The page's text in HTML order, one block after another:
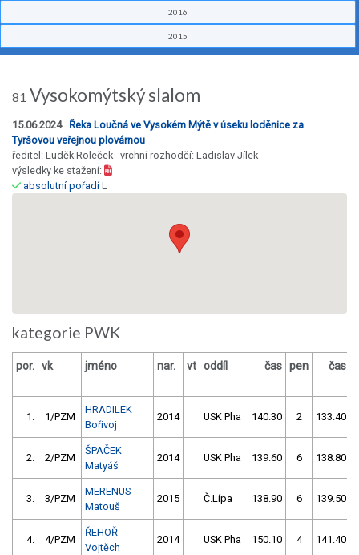
2016
2015
81 Vysokomýtský slalom
15.06.2024 Řeka Loučná ve Vysokém Mýtě v úseku loděnice za
Tyršovou veřejnou plovárnou
ředitel: Luděk Roleček vrchní rozhodčí: Ladislav Jílek
výsledky ke stažení:
absolutní pořadíL
kategorie PWK
por. vk jméno nar. vt oddíl čas pen čas
1. 1/PZM
HRADILEK
Bořivoj
2014 USK Pha 140.30 2 133.40
2. 2/PZM
ŠPAČEK
Matyáš
2014 USK Pha 139.60 6 138.80
3. 3/PZM
MERENUS
Matouš
2015 Č.Lípa 138.90 6 139.50
4. 4/PZM
ŘEHOŘ
Vojtěch
2014 USK Pha 150.10 4 141.40